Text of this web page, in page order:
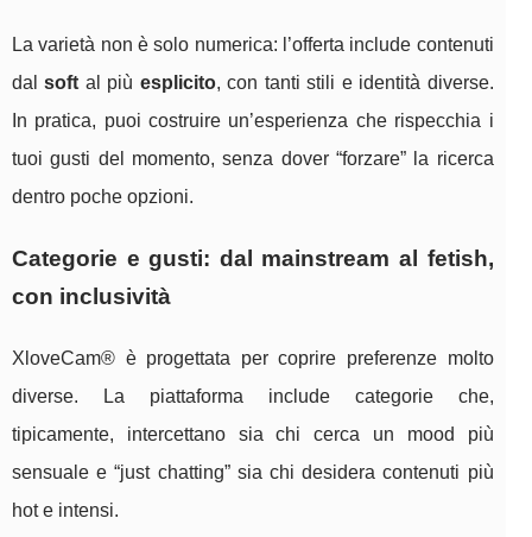
La varietà non è solo numerica: l’offerta include contenuti
dalsoft al più esplicito, con tanti stili e identità diverse.
In pratica, puoi costruire un’esperienza che rispecchia i
tuoi gusti del momento, senza dover “forzare” la ricerca
dentro poche opzioni.
Categorie e gusti: dal mainstream al fetish,
con inclusività
XloveCam® è progettata per coprire preferenze molto
diverse. La piattaforma include categorie che,
tipicamente, intercettano sia chi cerca un mood più
sensuale e “just chatting” sia chi desidera contenuti più
hot e intensi.